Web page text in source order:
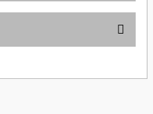
kullanarak tarafımıza